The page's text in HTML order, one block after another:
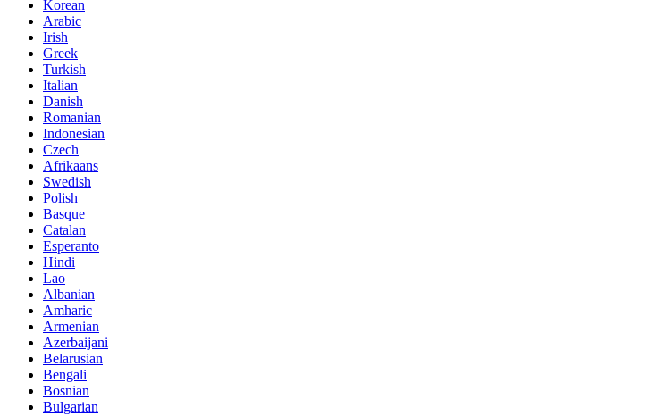
Korean
Arabic
Irish
Greek
Turkish
Italian
Danish
Romanian
Indonesian
Czech
Afrikaans
Swedish
Polish
Basque
Catalan
Esperanto
Hindi
Lao
Albanian
Amharic
Armenian
Azerbaijani
Belarusian
Bengali
Bosnian
Bulgarian